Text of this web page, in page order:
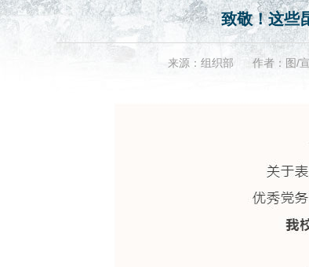
致敬！这些
来源：组织部 作者：图/